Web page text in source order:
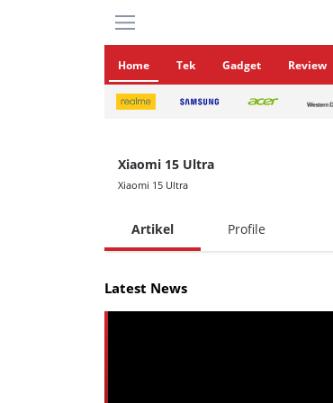
Home Tek Gadget Review
Xiaomi 15 Ultra
Xiaomi 15 Ultra
Artikel Profile
Latest News